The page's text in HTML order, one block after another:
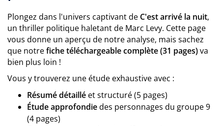
Plongez dans l'univers captivant de C'est arrivé la nuit,
un thriller politique haletant de Marc Levy. Cette page
vous donne un aperçu de notre analyse, mais sachez
que notrefiche téléchargeable complète (31 pages)va
bien plus loin !
Vous y trouverez une étude exhaustive avec :
Résumé détaillé et structuré (5 pages)
Étude approfondiedes personnages du groupe 9
(4 pages)